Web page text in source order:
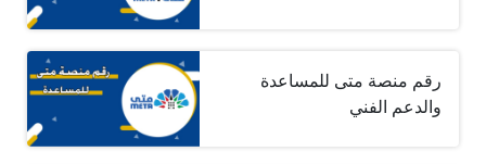
رقم منصة متى للمساعدة
والدعم الفني